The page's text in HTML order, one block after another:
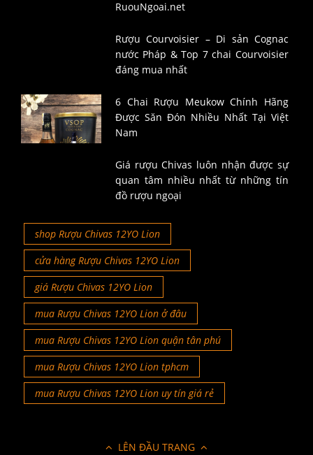
RuouNgoai.net
Rượu Courvoisier – Di sản Cognac
nước Pháp & Top 7 chai Courvoisier
đáng mua nhất
6 Chai Rượu Meukow Chính Hãng
Được Săn Đón Nhiều Nhất Tại Việt
Nam
Giá rượu Chivas luôn nhận được sự
quan tâm nhiều nhất từ những tín
đồ rượu ngoại
shop Rượu Chivas 12YO Lion
cửa hàng Rượu Chivas 12YO Lion
giá Rượu Chivas 12YO Lion
mua Rượu Chivas 12YO Lion ở đâu
mua Rượu Chivas 12YO Lion quận tân phú
mua Rượu Chivas 12YO Lion tphcm
mua Rượu Chivas 12YO Lion uy tín giá rẻ
LÊN ĐẦU TRANG